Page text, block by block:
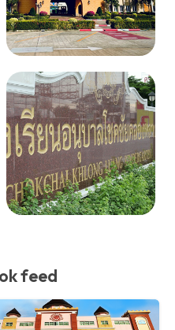
feed